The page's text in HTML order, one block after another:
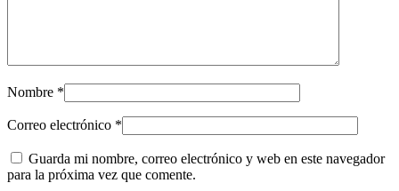
Nombre *
Correo electrónico *
Guarda mi nombre, correo electrónico y web en este navegador
para la próxima vez que comente.